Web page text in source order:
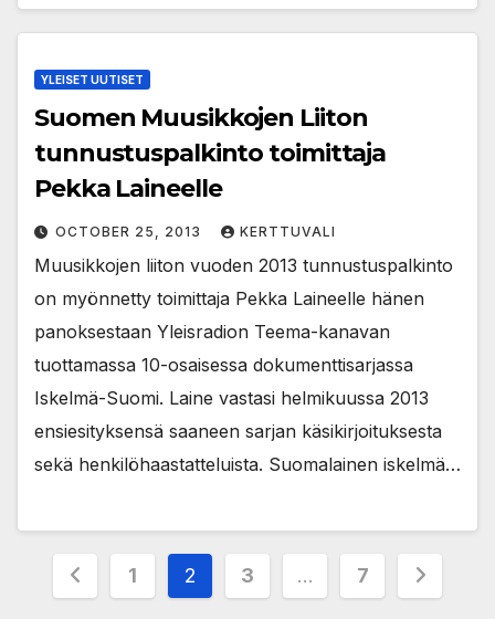
YLEISET UUTISET
Suomen Muusikkojen Liiton
tunnustuspalkinto toimittaja
Pekka Laineelle
OCTOBER 25, 2013 KERTTUVALI
Muusikkojen liiton vuoden 2013 tunnustuspalkinto
on myönnetty toimittaja Pekka Laineelle hänen
panoksestaan Yleisradion Teema-kanavan
tuottamassa 10-osaisessa dokumenttisarjassa
Iskelmä-Suomi. Laine vastasi helmikuussa 2013
ensiesityksensä saaneen sarjan käsikirjoituksesta
sekä henkilöhaastatteluista. Suomalainen iskelmä…
Posts
1 2 3 … 7